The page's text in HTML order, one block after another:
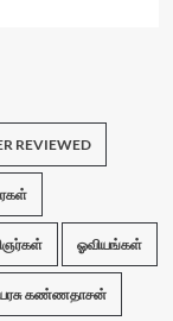
REVIEWED
ஓவியங்கள்
கண்ணதாசன்